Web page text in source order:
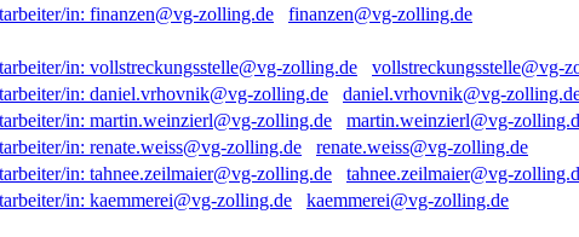
finanzen@vg-zolling.de
vollstreckungsstelle@vg-
daniel.vrhovnik@vg-
martin.weinzierl@vg-
renate.weiss@vg-zolling.de
tahnee.zeilmaier@vg-
kaemmerei@vg-zolling.de